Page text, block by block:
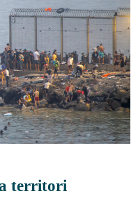
territori